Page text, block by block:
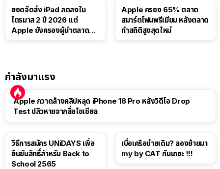
ยอดจัดส่ง iPad ลดลงใน
ไตรมาส 2 ปี 2026 แต่
Apple ยังครองผู้นำตลาด
Apple ครอง 65% ตลาด
สมาร์ตโฟนพรีเมียม หลังตลาด
ทำสถิติสูงสุดใหม่
กำลังมาแรง
Apple กวาดล้างคลิปหลุด iPhone 18 Pro หลังวิดีโอ Drop
Test ปลิวหายจากสื่อโซเชียล
วิธีการสมัคร UNiDAYS เพื่อ
ยืนยันสิทธิ์สำหรับ Back to
School 2565
เบื่อเครือข่ายเดิม? ลองย้ายมา
my by CAT กันเถอะ !!!